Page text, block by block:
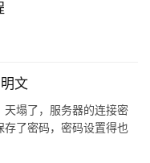
文
塌了，服务器的连接密
了密码，密码设置得也